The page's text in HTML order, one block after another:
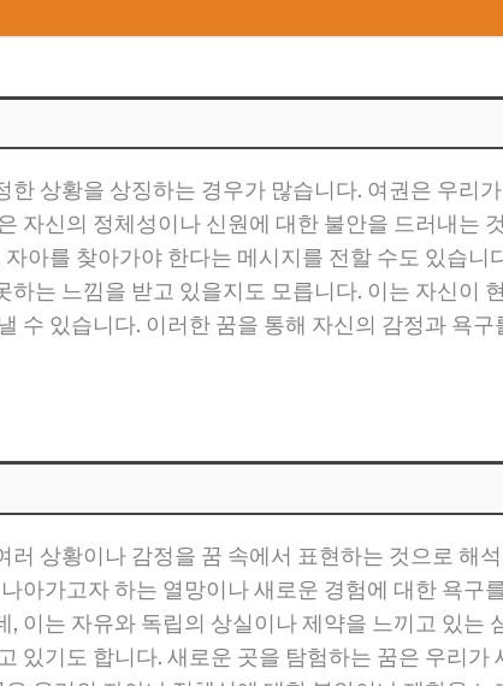
상황을 상징하는 경우가 많습니다. 여권은 우리
자신의 정체성이나 신원에 대한 불안을 드러내는
아를 찾아가야 한다는 메시지를 전할 수도 있습니
는 느낌을 받고 있을지도 모릅니다. 이는 자신이
수 있습니다. 이러한 꿈을 통해 자신의 감정과 욕
상황이나 감정을 꿈 속에서 표현하는 것으로 해
아가고자 하는 열망이나 새로운 경험에 대한 욕구
이는 자유와 독립의 상실이나 제약을 느끼고 있는
있기도 합니다. 새로운 곳을 탐험하는 꿈은 우리